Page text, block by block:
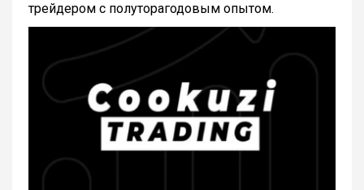
трейдером с полуторагодовым опытом.